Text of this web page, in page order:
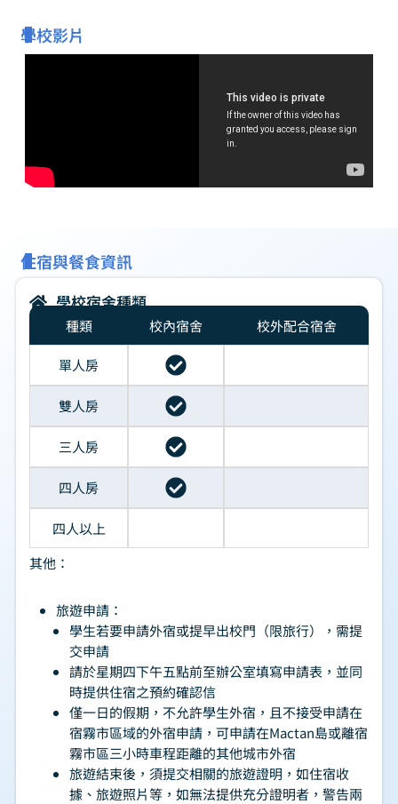
學校影片
住宿與餐食資訊
學校宿舍種類
種類 校內宿舍 校外配合宿舍
單人房
雙人房
三人房
四人房
四人以上
其他：
旅遊申請：
學生若要申請外宿或提早出校門（限旅行），需提
交申請
請於星期四下午五點前至辦公室填寫申請表，並同
時提供住宿之預約確認信
僅一日的假期，不允許學生外宿，且不接受申請在
宿霧市區域的外宿申請，可申請在Mactan島或離宿
霧市區三小時車程距離的其他城市外宿
旅遊結束後，須提交相關的旅遊證明，如住宿收
據、旅遊照片等，如無法提供充分證明者，警告兩